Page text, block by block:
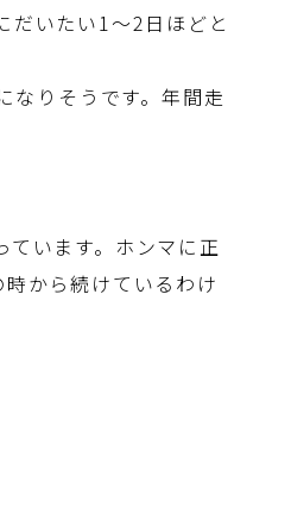
だいたい1～2日ほどと
なりそうです。年間走
ています。ホンマに正
から続けているわけ